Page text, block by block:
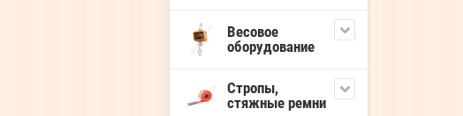
Весовое
оборудование
Стропы,
стяжные ремни